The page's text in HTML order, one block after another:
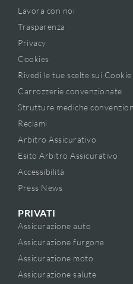
Lavora con noi
Trasparenza
Privacy
Cookies
Rivedi le tue scelte sui Cookie
Carrozzerie convenzionate
Strutture mediche
Reclami
Arbitro Assicurativo
Esito Arbitro Assicurativo
Accessibilità
Press News
PRIVATI
Assicurazione auto
Assicurazione furgone
Assicurazione moto
Assicurazione salute